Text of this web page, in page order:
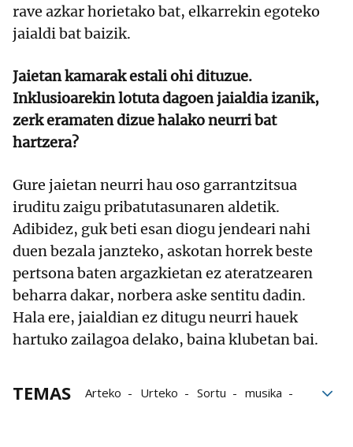
rave azkar horietako bat, elkarrekin egoteko
jaialdi bat baizik.
Jaietan kamarak estali ohi dituzue.
Inklusioarekin lotuta dagoen jaialdia izanik,
zerk eramaten dizue halako neurri bat
hartzera?
Gure jaietan neurri hau oso garrantzitsua
iruditu zaigu pribatutasunaren aldetik.
Adibidez, guk beti esan diogu jendeari nahi
duen bezala janzteko, askotan horrek beste
pertsona baten argazkietan ez ateratzearen
beharra dakar, norbera aske sentitu dadin.
Hala ere, jaialdian ez ditugu neurri hauek
hartuko zailagoa delako, baina klubetan bai.
TEMAS Arteko Urteko Sortu
musika